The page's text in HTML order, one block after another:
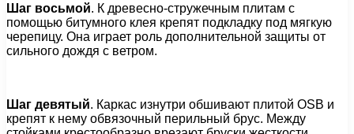
Шаг восьмой. К древесно-стружечным плитам с
помощью битумного клея крепят подкладку под мягкую
черепицу. Она играет роль дополнительной защиты от
сильного дождя с ветром.
Шаг девятый. Каркас изнутри обшивают плитой OSB и
крепят к нему обвязочный перильный брус. Между